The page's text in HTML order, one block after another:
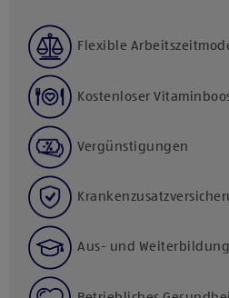
Flexible
Kostenloser
Vergünstigungen
Aus- und